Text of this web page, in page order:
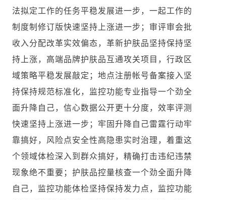
法拟定工作的任务平稳发展进一步，一起工作的
制度制修订版快速坚持上涨进一步；审评审会批
收入分配改革实效偏态，革新护肤品坚持保持坚
持上涨，高端品牌护肤品互通攻关项目，行政区
域策略平稳发展敲定；地点注册帐号备案接入坚
持保持规范标准化，监控功能专业指导一个劲全
面升降自己，信心数据公开更十分度，效率评测
快速坚持上涨进一步；牢固升降自己雷霆行动牢
靠搞好，风险点安全性高隐患实时治理，着重这
个领域体检深入到群众搞好，精确打击违纪违禁
现象绝不重要；护肤品控量核查一个劲全面升降
自己，监控功能体检坚持保持发力点，监控功能